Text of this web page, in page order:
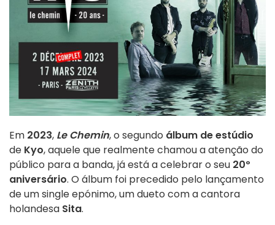
Em 2023, Le Chemin, o segundo álbum de estúdio
de Kyo, aquele que realmente chamou a atenção do
público para a banda, já está a celebrar o seu 20º
aniversário. O álbum foi precedido pelo lançamento
de um single epónimo, um dueto com a cantora
holandesa Sita.